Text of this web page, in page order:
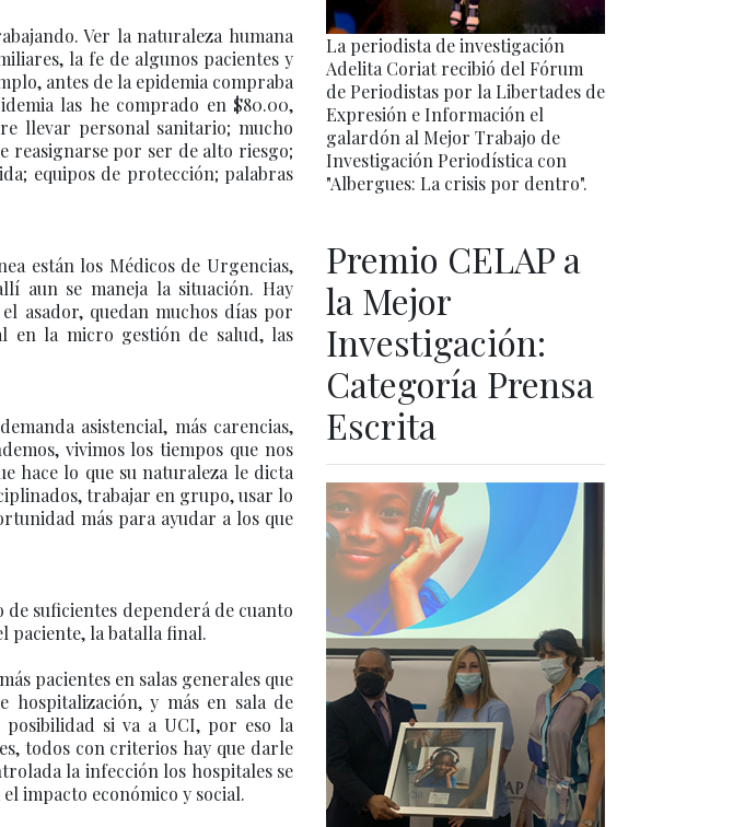
Ver la naturaleza humana
la fe de algunos pacientes y
antes de la epidemia compraba
las he comprado en $80.00,
llevar personal sanitario; mucho
reasignarse por ser de alto riesgo;
equipos de protección; palabras
están los Médicos de Urgencias,
aun se maneja la situación. Hay
asador, quedan muchos días por
en la micro gestión de salud, las
asistencial, más carencias,
vivimos los tiempos que nos
hace lo que su naturaleza le dicta
trabajar en grupo, usar lo
más para ayudar a los que
suficientes dependerá de cuanto
paciente, la batalla final.
pacientes en salas generales que
hospitalización, y más en sala de
si va a UCI, por eso la
todos con criterios hay que darle
la infección los hospitales se
impacto económico y social.
La periodista de investigación
Adelita Coriat recibió del Fórum
de Periodistas por la Libertades de
Expresión e Información el
galardón al Mejor Trabajo de
Investigación Periodística con
"Albergues: La crisis por dentro".
Premio CELAP a
la Mejor
Investigación:
Categoría Prensa
Escrita